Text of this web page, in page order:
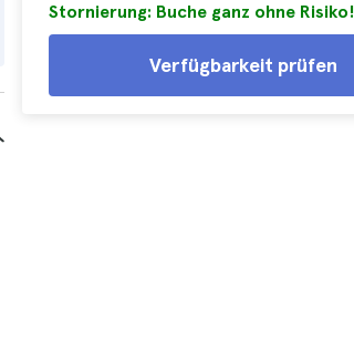
Stornierung: Buche ganz ohne Risiko!
Verfügbarkeit prüfen